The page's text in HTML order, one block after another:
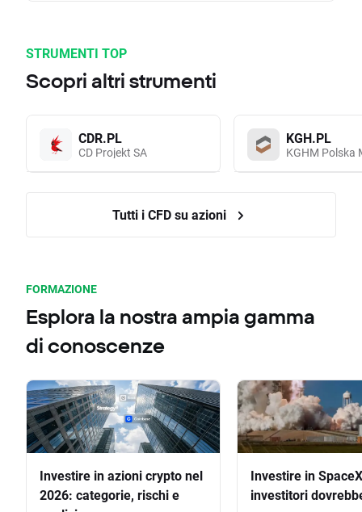
STRUMENTI TOP
Scopri altri strumenti
CDR.PL
CD Projekt SA
KGH.PL
KGHM Polska
Tutti i CFD su azioni
FORMAZIONE
Esplora la nostra ampia gamma
di conoscenze
Investire in azioni crypto nel
2026: categorie, rischi e
Investire in
investitori